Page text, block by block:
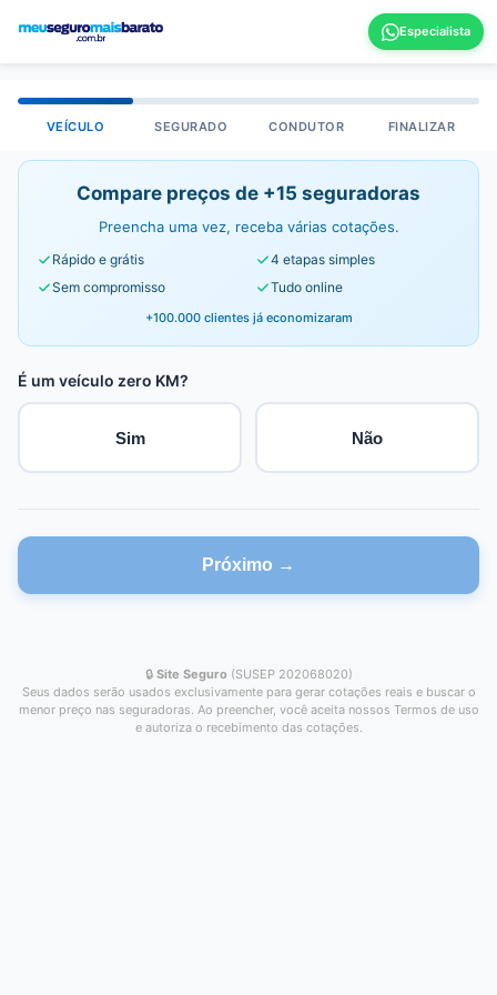
VEÍCULO SEGURADO CONDUTOR FINALIZAR
Compare preços de +15 seguradoras
Preencha uma vez, receba várias cotações.
Rápido e grátis
4 etapas simples
Sem compromisso
Tudo online
+100.000 clientes já economizaram
É um veículo zero KM?
Sim Não
Próximo →
🔒 Site Seguro (SUSEP 202068020)
Seus dados serão usados exclusivamente para gerar cotações reais e buscar o
menor preço nas seguradoras. Ao preencher, você aceita nossos Termos de uso
e autoriza o recebimento das cotações.